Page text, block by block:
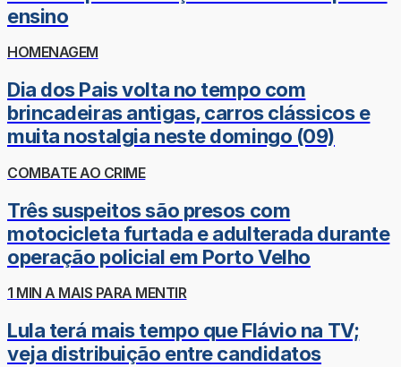
ensino
HOMENAGEM
Dia dos Pais volta no tempo com
brincadeiras antigas, carros clássicos e
muita nostalgia neste domingo (09)
COMBATE AO CRIME
Três suspeitos são presos com
motocicleta furtada e adulterada durante
operação policial em Porto Velho
1 MIN A MAIS PARA MENTIR
Lula terá mais tempo que Flávio na TV;
veja distribuição entre candidatos